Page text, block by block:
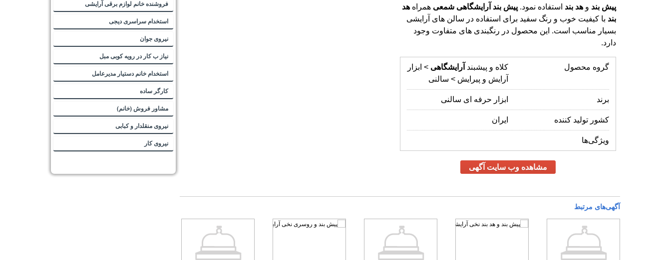
پیش بند و هد بند استفاده نمود. پیش بند آرایشگاهی شمعی همراه هد
بند با کیفیت خوب و رنگ سفید برای استفاده در سالن های آرایشی
بسیار مناسب است. این محصول در رنگبندی های متفاوت وجود
دارد.
گروه محصول کلاه و پیشبند آرایشگاهی > ابزار
آرایش و پیرایش > سالنی
برند ابزار حرفه ای سالنی
کشور تولید کننده ایران
ویژگی‌ها
مشاهده وب سایت آگهی
آگهی‌های مرتبط
فروشنده خانم لوازم برقی آرایشی
استخدام سراسری دیجی
نیروی جوان
نیاز ب کار در رویه کوبی مبل
استخدام خانم دستیار مدیرعامل
کارگر ساده
مشاور فروش (خانم)
نیروی منقلدار و کبابی
نیروی کار